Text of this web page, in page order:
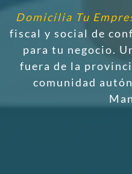
Domicilia Tu
fiscal y social de
para tu negocio.
fuera de la
comunidad